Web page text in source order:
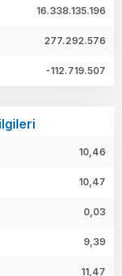
16.338.135.196
277.292.576
-112.719.507
10,46
10,47
0,03
9,39
11,47